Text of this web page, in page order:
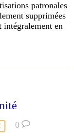
patronales
supprimées
intégralement en
0